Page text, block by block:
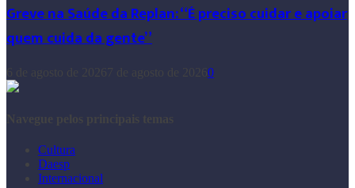
Greve na Saúde da Replan: “É preciso cuidar e apoiar
quem cuida da gente”
0
Navegue pelos principais temas
Cultura
Daesp
Internacional